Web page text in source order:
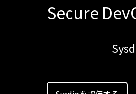
Secure